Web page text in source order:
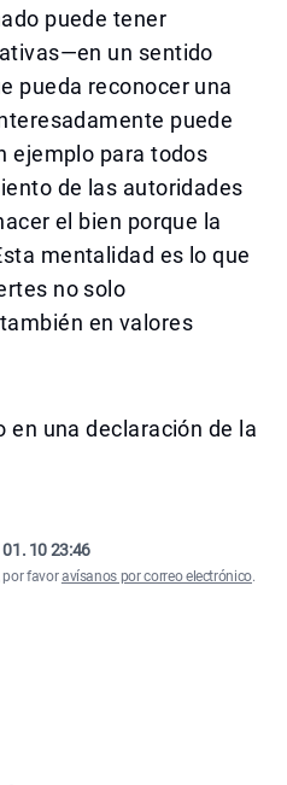
puede tener
un sentido
pueda reconocer una
puede
ejemplo para todos
de las autoridades
el bien porque la
mentalidad es lo que
no solo
en valores
en una declaración de la
10 23:46
por favoravísanos por correo electrónico.